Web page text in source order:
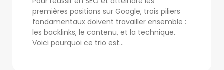
premières positions sur Google, trois piliers
fondamentaux doivent travailler ensemble :
les backlinks, le contenu, et la technique.
Voici pourquoi ce trio est...